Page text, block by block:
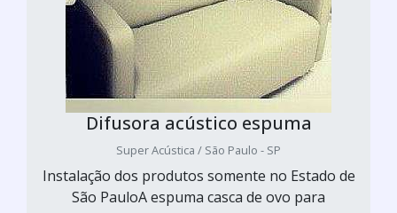
Difusora acústico espuma
Super Acústica / São Paulo - SP
Instalação dos produtos somente no Estado de
São PauloA espuma casca de ovo para